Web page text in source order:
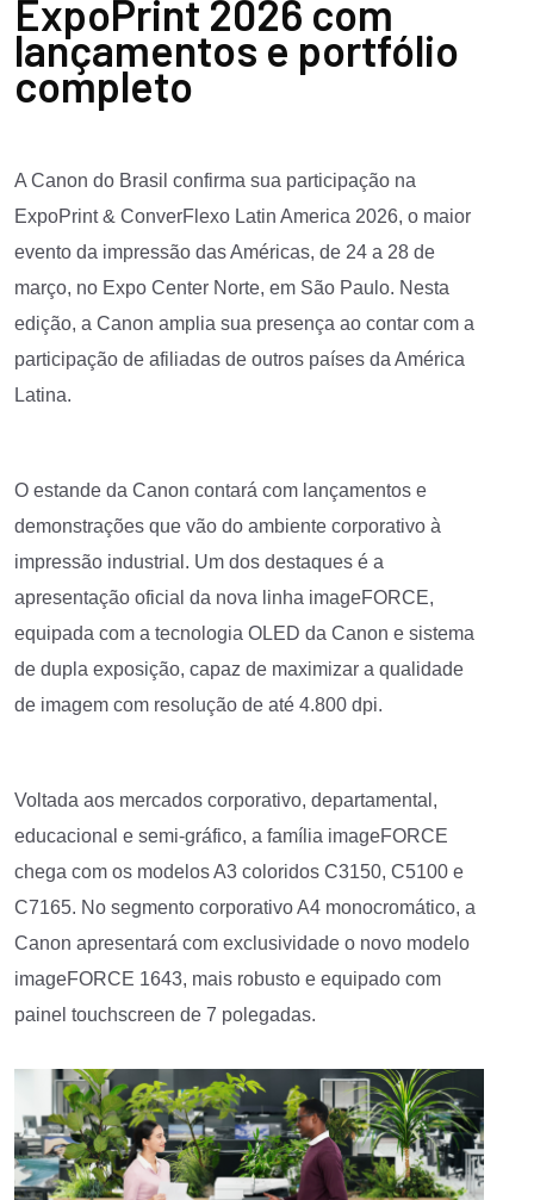
ExpoPrint 2026 com
lançamentos e portfólio
completo
A Canon do Brasil confirma sua participação na
ExpoPrint & ConverFlexo Latin America 2026, o maior
evento da impressão das Américas, de 24 a 28 de
março, no Expo Center Norte, em São Paulo. Nesta
edição, a Canon amplia sua presença ao contar com a
participação de afiliadas de outros países da América
Latina.
O estande da Canon contará com lançamentos e
demonstrações que vão do ambiente corporativo à
impressão industrial. Um dos destaques é a
apresentação oficial da nova linha imageFORCE,
equipada com a tecnologia OLED da Canon e sistema
de dupla exposição, capaz de maximizar a qualidade
de imagem com resolução de até 4.800 dpi.
Voltada aos mercados corporativo, departamental,
educacional e semi-gráfico, a família imageFORCE
chega com os modelos A3 coloridos C3150, C5100 e
C7165. No segmento corporativo A4 monocromático, a
Canon apresentará com exclusividade o novo modelo
imageFORCE 1643, mais robusto e equipado com
painel touchscreen de 7 polegadas.